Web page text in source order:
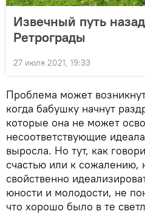
Извечный путь
Ретрограды
27 июля 2021, 19:33
Проблема может
когда бабушку начнут
которые она не может
несоответствующие
выросла. Но тут, как
счастью или к
свойственно
юности и молодости, не
что хорошо было в те